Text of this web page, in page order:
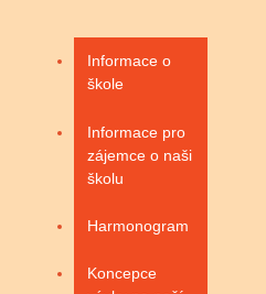
Informace o
škole
Informace pro
zájemce o naši
školu
Harmonogram
Koncepce